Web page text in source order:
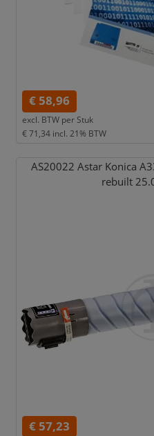
€ 58,96
excl. BTW per Stuk
€ 71,34 incl. 21% BTW
AS20022 Astar Konica
rebuilt
€ 57,23